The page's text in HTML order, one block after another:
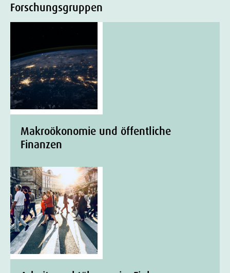
Forschungsgruppen
Makroökonomie und öffentliche
Finanzen